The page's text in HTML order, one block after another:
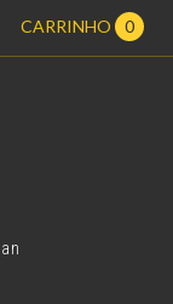
CARRINHO 0